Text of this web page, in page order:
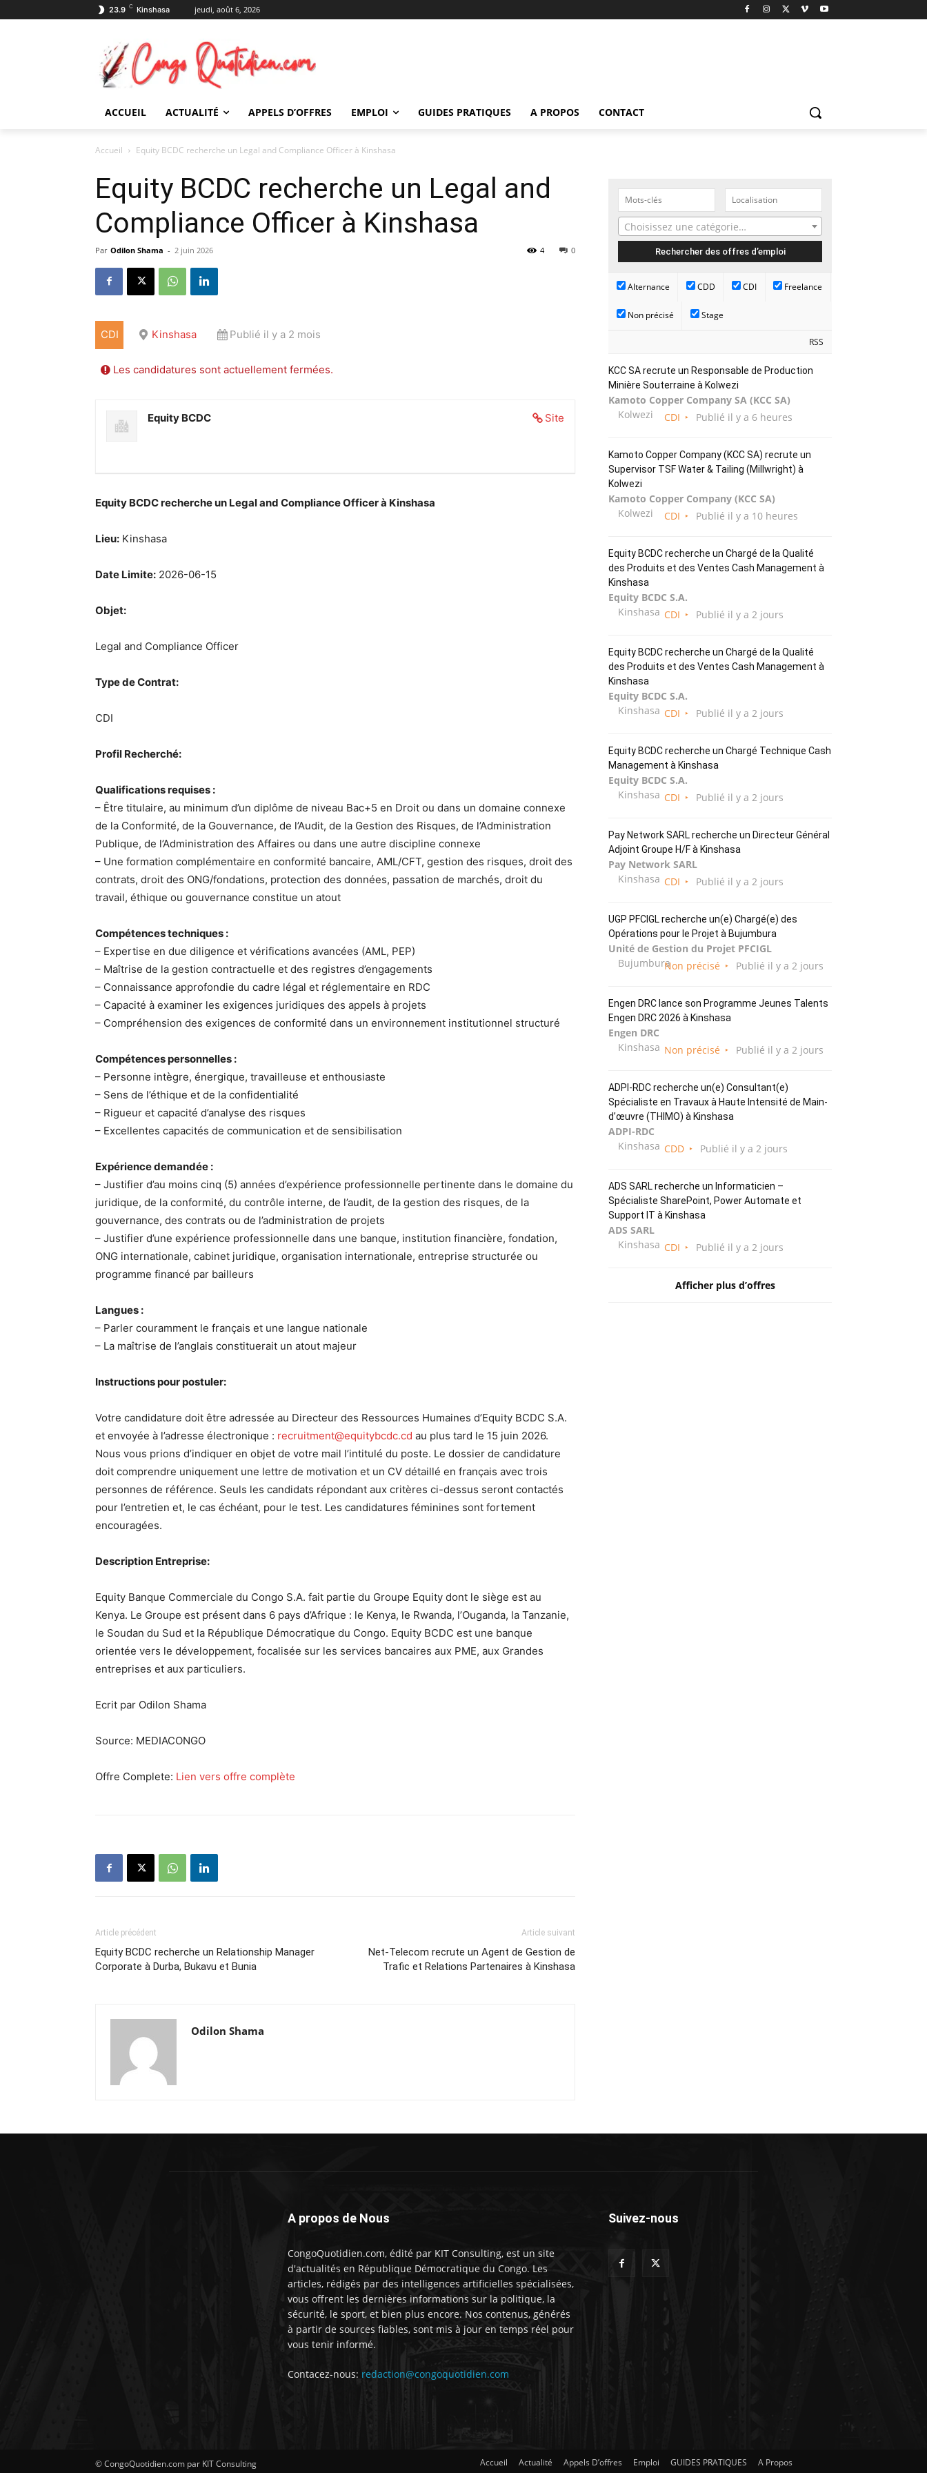
23.9 C Kinshasa jeudi, août 6, 2026
ACCUEIL ACTUALITÉ APPELS D’OFFRES EMPLOI GUIDES PRATIQUES A PROPOS CONTACT
Accueil Equity BCDC recherche un Legal and Compliance Officer à Kinshasa
Equity BCDC recherche un Legal and
Compliance Officer à Kinshasa
Par Odilon Shama - 2 juin 2026 0
4
CDI Kinshasa Publié il y a 2 mois
Les candidatures sont actuellement fermées.
Site
Equity BCDC
Equity BCDC recherche un Legal and Compliance Officer à Kinshasa
Lieu: Kinshasa
Date Limite: 2026-06-15
Objet:
Legal and Compliance Officer
Type de Contrat:
CDI
Profil Recherché:
Qualifications requises :
– Être titulaire, au minimum d’un diplôme de niveau Bac+5 en Droit ou dans un domaine connexe
de la Conformité, de la Gouvernance, de l’Audit, de la Gestion des Risques, de l’Administration
Publique, de l’Administration des Affaires ou dans une autre discipline connexe
– Une formation complémentaire en conformité bancaire, AML/CFT, gestion des risques, droit des
contrats, droit des ONG/fondations, protection des données, passation de marchés, droit du
travail, éthique ou gouvernance constitue un atout
Compétences techniques :
– Expertise en due diligence et vérifications avancées (AML, PEP)
– Maîtrise de la gestion contractuelle et des registres d’engagements
– Connaissance approfondie du cadre légal et réglementaire en RDC
– Capacité à examiner les exigences juridiques des appels à projets
– Compréhension des exigences de conformité dans un environnement institutionnel structuré
Compétences personnelles :
– Personne intègre, énergique, travailleuse et enthousiaste
– Sens de l’éthique et de la confidentialité
– Rigueur et capacité d’analyse des risques
– Excellentes capacités de communication et de sensibilisation
Expérience demandée :
– Justifier d’au moins cinq (5) années d’expérience professionnelle pertinente dans le domaine du
juridique, de la conformité, du contrôle interne, de l’audit, de la gestion des risques, de la
gouvernance, des contrats ou de l’administration de projets
– Justifier d’une expérience professionnelle dans une banque, institution financière, fondation,
ONG internationale, cabinet juridique, organisation internationale, entreprise structurée ou
programme financé par bailleurs
Langues :
– Parler couramment le français et une langue nationale
– La maîtrise de l’anglais constituerait un atout majeur
Instructions pour postuler:
Votre candidature doit être adressée au Directeur des Ressources Humaines d’Equity BCDC S.A.
et envoyée à l’adresse électronique : recruitment@equitybcdc.cd au plus tard le 15 juin 2026.
Nous vous prions d’indiquer en objet de votre mail l’intitulé du poste. Le dossier de candidature
doit comprendre uniquement une lettre de motivation et un CV détaillé en français avec trois
personnes de référence. Seuls les candidats répondant aux critères ci-dessus seront contactés
pour l’entretien et, le cas échéant, pour le test. Les candidatures féminines sont fortement
encouragées.
Description Entreprise:
Equity Banque Commerciale du Congo S.A. fait partie du Groupe Equity dont le siège est au
Kenya. Le Groupe est présent dans 6 pays d’Afrique : le Kenya, le Rwanda, l’Ouganda, la Tanzanie,
le Soudan du Sud et la République Démocratique du Congo. Equity BCDC est une banque
orientée vers le développement, focalisée sur les services bancaires aux PME, aux Grandes
entreprises et aux particuliers.
Ecrit par Odilon Shama
Source: MEDIACONGO
Offre Complete: Lien vers offre complète
Article précédent
Equity BCDC recherche un Relationship Manager
Corporate à Durba, Bukavu et Bunia
Article suivant
Net-Telecom recrute un Agent de Gestion de
Trafic et Relations Partenaires à Kinshasa
Odilon Shama
Choisissez une catégorie…
Alternance CDD CDI Freelance
Non précisé Stage
RSS
KCC SA recrute un Responsable de Production
Minière Souterraine à Kolwezi
Kamoto Copper Company SA (KCC SA)
Kolwezi
CDI Publié il y a 6 heures
Kamoto Copper Company (KCC SA) recrute un
Supervisor TSF Water & Tailing (Millwright) à
Kolwezi
Kamoto Copper Company (KCC SA)
Kolwezi
CDI Publié il y a 10 heures
Equity BCDC recherche un Chargé de la Qualité
des Produits et des Ventes Cash Management à
Kinshasa
Equity BCDC S.A.
Kinshasa CDI Publié il y a 2 jours
Equity BCDC recherche un Chargé de la Qualité
des Produits et des Ventes Cash Management à
Kinshasa
Equity BCDC S.A.
Kinshasa CDI Publié il y a 2 jours
Equity BCDC recherche un Chargé Technique Cash
Management à Kinshasa
Equity BCDC S.A.
Kinshasa CDI Publié il y a 2 jours
Pay Network SARL recherche un Directeur Général
Adjoint Groupe H/F à Kinshasa
Pay Network SARL
Kinshasa CDI Publié il y a 2 jours
UGP PFCIGL recherche un(e) Chargé(e) des
Opérations pour le Projet à Bujumbura
Unité de Gestion du Projet PFCIGL
BujumburaNon précisé Publié il y a 2 jours
Engen DRC lance son Programme Jeunes Talents
Engen DRC 2026 à Kinshasa
Engen DRC
Kinshasa Non précisé Publié il y a 2 jours
ADPI-RDC recherche un(e) Consultant(e)
Spécialiste en Travaux à Haute Intensité de Main-
d’œuvre (THIMO) à Kinshasa
ADPI-RDC
Kinshasa CDD Publié il y a 2 jours
ADS SARL recherche un Informaticien –
Spécialiste SharePoint, Power Automate et
Support IT à Kinshasa
ADS SARL
Kinshasa CDI Publié il y a 2 jours
Afficher plus d’offres
A propos de Nous
CongoQuotidien.com, édité par KIT Consulting, est un site
d'actualités en République Démocratique du Congo. Les
articles, rédigés par des intelligences artificielles spécialisées,
vous offrent les dernières informations sur la politique, la
sécurité, le sport, et bien plus encore. Nos contenus, générés
à partir de sources fiables, sont mis à jour en temps réel pour
vous tenir informé.
Contacez-nous: redaction@congoquotidien.com
Suivez-nous
© CongoQuotidien.com par KIT Consulting Accueil Actualité Appels D’offres Emploi GUIDES PRATIQUES
A Propos